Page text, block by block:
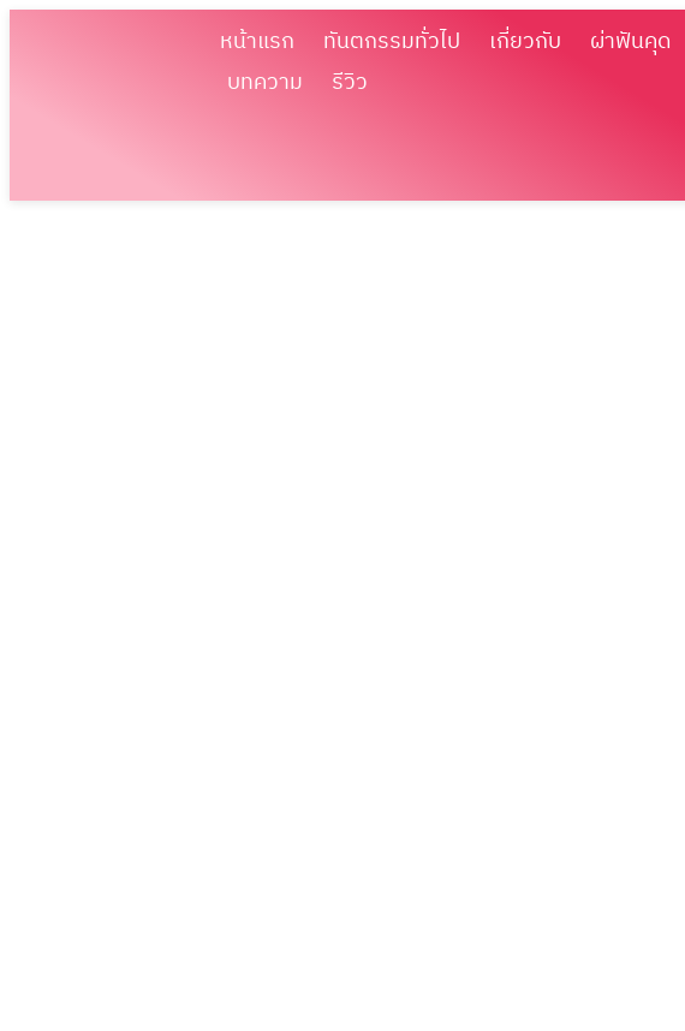
หน้าแรก ทันตกรรมทั่วไป เกี่ยวกับ ผ่าฟันคุด
บทความ
รีวิว